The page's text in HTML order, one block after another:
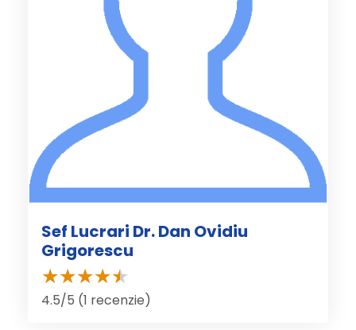
Sef Lucrari Dr. Dan Ovidiu
Grigorescu
4.5/5 (1 recenzie)